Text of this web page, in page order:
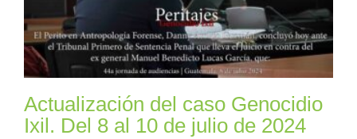
Actualización del caso Genocidio
Ixil. Del 8 al 10 de julio de 2024